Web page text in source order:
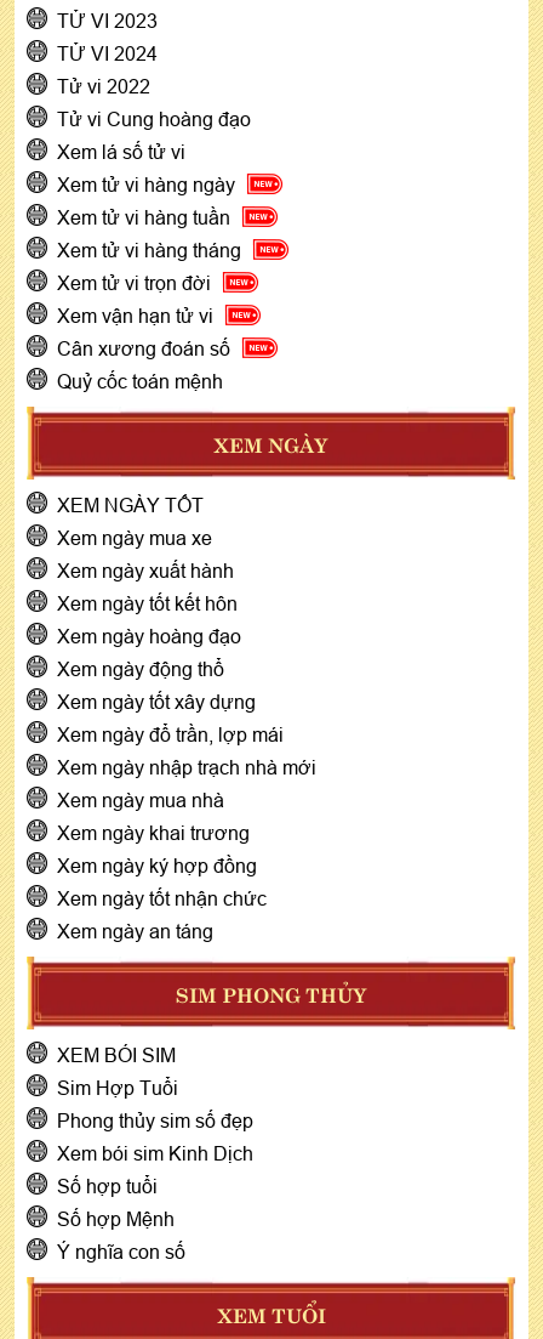
TỬ VI 2023
TỬ VI 2024
Tử vi 2022
Tử vi Cung hoàng đạo
Xem lá số tử vi
Xem tử vi hàng ngày
Xem tử vi hàng tuần
Xem tử vi hàng tháng
Xem tử vi trọn đời
Xem vận hạn tử vi
Cân xương đoán số
Quỷ cốc toán mệnh
XEM NGÀY
XEM NGÀY TỐT
Xem ngày mua xe
Xem ngày xuất hành
Xem ngày tốt kết hôn
Xem ngày hoàng đạo
Xem ngày động thổ
Xem ngày tốt xây dựng
Xem ngày đổ trần, lợp mái
Xem ngày nhập trạch nhà mới
Xem ngày mua nhà
Xem ngày khai trương
Xem ngày ký hợp đồng
Xem ngày tốt nhận chức
Xem ngày an táng
SIM PHONG THỦY
XEM BÓI SIM
Sim Hợp Tuổi
Phong thủy sim số đẹp
Xem bói sim Kinh Dịch
Số hợp tuổi
Số hợp Mệnh
Ý nghĩa con số
XEM TUỔI